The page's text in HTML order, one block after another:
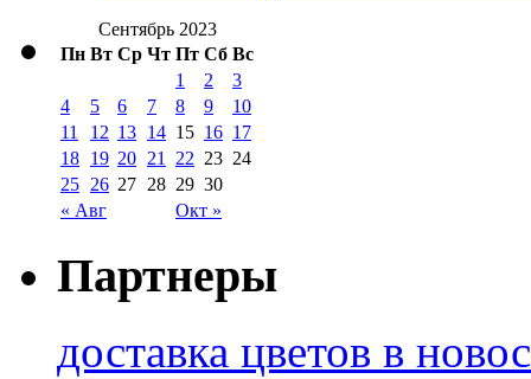
Сентябрь 2023
Пн Вт Ср Чт Пт Сб Вс
« Авг Окт »
1 2
3
4
5 6 7 8 9
10
11
12 13 14 15 16 17
18 19 20 21 22 23 24
25 26 27 28 29 30
Партнеры
доставка цветов в